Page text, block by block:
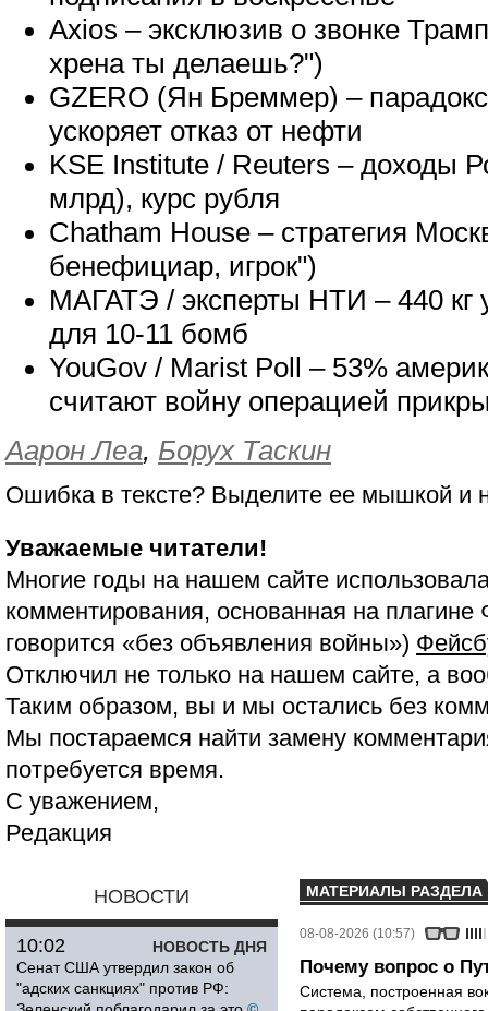
Axios – эксклюзив о звонке
хрена ты делаешь?")
GZERO (Ян Бреммер) –
ускоряет отказ от нефти
KSE Institute / Reuters – доходы
млрд), курс рубля
Chatham House – стратегия
бенефициар, игрок")
МАГАТЭ / эксперты НТИ – 440 кг
для 10-11 бомб
YouGov / Marist Poll – 53%
считают войну операцией
Аарон Леа, Борух Таскин
Ошибка в тексте? Выделите ее мышкой и
Уважаемые читатели!
Многие годы на нашем сайте
комментирования, основанная на
говорится «без объявления войны»)
Отключил не только на нашем сайте, а
Таким образом, вы и мы остались без
Мы постараемся найти замену
потребуется время.
С уважением,
Редакция
НОВОСТИ
НОВОСТЬ ДНЯ
10:02
Сенат США утвердил закон об
"адских санкциях" против РФ:
МАТЕРИАЛЫ РАЗДЕЛА
08-08-2026 (10:57)
Почему вопрос о
Система, построенная